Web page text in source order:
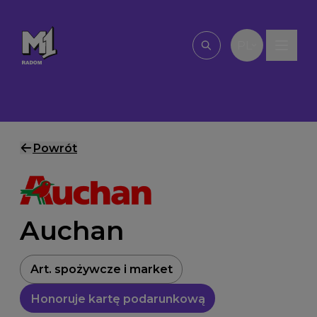
Wpisz, czego
Powrót
Auchan
Art. spożywcze i market
Honoruje kartę podarunkową